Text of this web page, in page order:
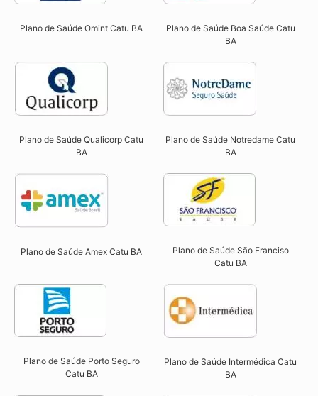
Plano de Saúde Omint Catu BA​
Plano de Saúde Boa Saúde Catu
BA​
Plano de Saúde Qualicorp Catu
BA​
Plano de Saúde Notredame Catu
BA​
Plano de Saúde Amex Catu BA
Plano de Saúde São Franciso
Catu BA​
Plano de Saúde Porto Seguro
Catu BA​
Plano de Saúde Intermédica Catu
BA​